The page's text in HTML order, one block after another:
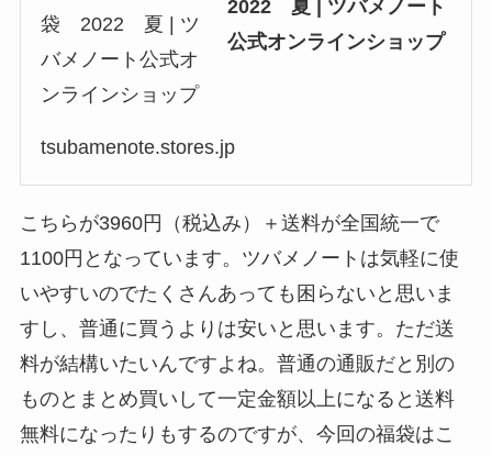
2022 夏 | ツバメノート
公式オンラインショップ
tsubamenote.stores.jp
こちらが3960円（税込み）＋送料が全国統一で
1100円となっています。ツバメノートは気軽に使
いやすいのでたくさんあっても困らないと思いま
すし、普通に買うよりは安いと思います。ただ送
料が結構いたいんですよね。普通の通販だと別の
ものとまとめ買いして一定金額以上になると送料
無料になったりもするのですが、今回の福袋はこ